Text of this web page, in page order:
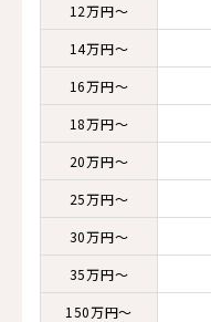
12万円～
14万円～
16万円～
18万円～
20万円～
25万円～
30万円～
35万円～
150万円～